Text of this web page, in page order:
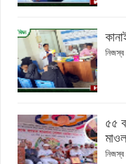
নিজস্ব
৫৫
নিজস্ব